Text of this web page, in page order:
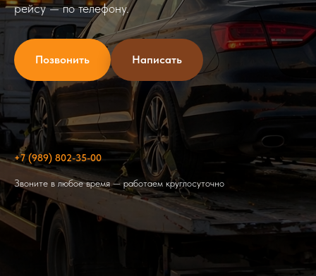
рейсу — по телефону.
Позвонить Написать
+7 (989) 802-35-00
Звоните в любое время — работаем круглосуточно